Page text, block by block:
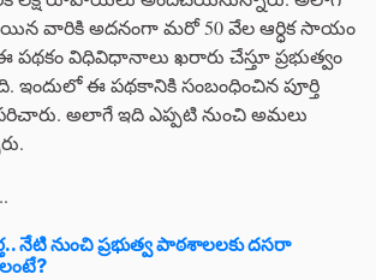
వారికి అదనంగా మరో 50 వేల ఆర్ధిక సాయం
పథకం విధివిధానాలు ఖరారు చేస్తూ ప్రభుత్వం
ఇందులో ఈ పథకానికి సంబంధించిన పూర్తి
అలాగే ఇది ఎప్పటి నుంచి అమలు
నేటి నుంచి ప్రభుత్వ పాఠశాలలకు దసరా